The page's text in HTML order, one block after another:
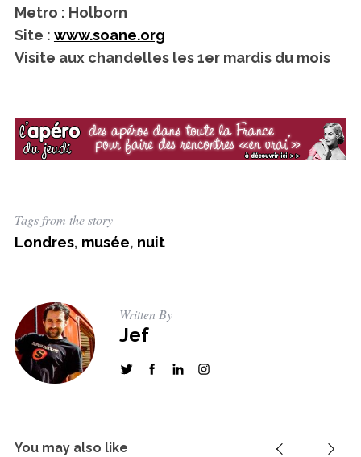
Metro : Holborn
Site : www.soane.org
Visite aux chandelles les 1er mardis du mois
Tags from the story
Londres, musée, nuit
Written By
Jef
You may also like
S
r
c
h
f